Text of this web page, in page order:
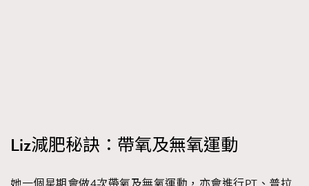
Liz減肥秘訣：帶氧及無氧運動